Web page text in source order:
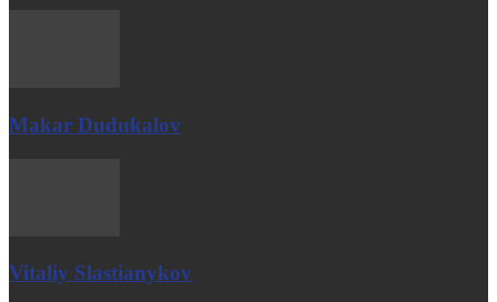
Makar Dudukalov
Vitaliy Slastianykov